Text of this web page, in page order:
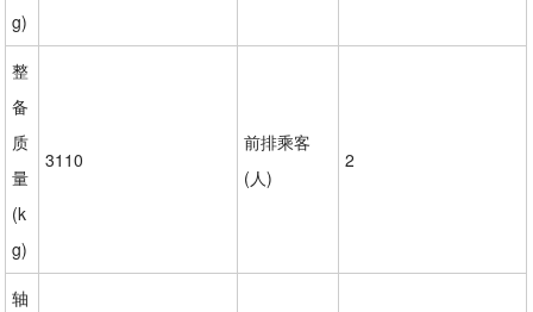
g)
整
备
质
量
(k
g)
3110
前排乘客
(人)
2
轴